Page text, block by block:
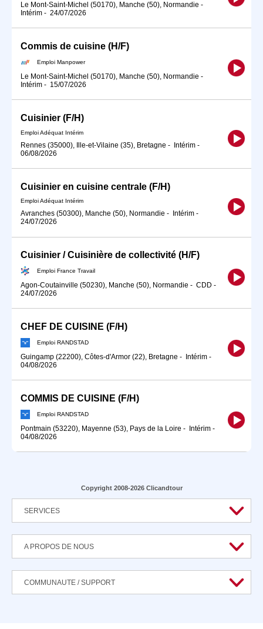
Le Mont-Saint-Michel (50170), Manche (50), Normandie -
Intérim - 24/07/2026
Commis de cuisine (H/F)
Emploi Manpower
Le Mont-Saint-Michel (50170), Manche (50), Normandie -
Intérim - 15/07/2026
Cuisinier (F/H)
Emploi Adéquat Intérim
Rennes (35000), Ille-et-Vilaine (35), Bretagne - Intérim -
06/08/2026
Cuisinier en cuisine centrale (F/H)
Emploi Adéquat Intérim
Avranches (50300), Manche (50), Normandie - Intérim -
24/07/2026
Cuisinier / Cuisinière de collectivité (H/F)
Emploi France Travail
Agon-Coutainville (50230), Manche (50), Normandie - CDD -
24/07/2026
CHEF DE CUISINE (F/H)
Emploi RANDSTAD
Guingamp (22200), Côtes-d'Armor (22), Bretagne - Intérim -
04/08/2026
COMMIS DE CUISINE (F/H)
Emploi RANDSTAD
Pontmain (53220), Mayenne (53), Pays de la Loire - Intérim -
04/08/2026
Copyright 2008-2026 Clicandtour
SERVICES
A PROPOS DE NOUS
COMMUNAUTE / SUPPORT